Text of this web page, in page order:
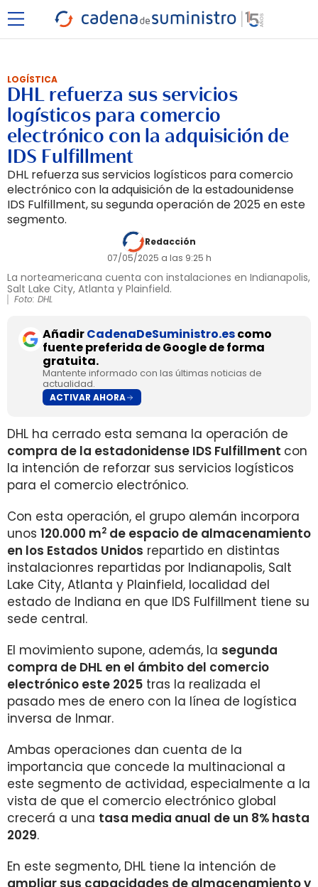
LOGÍSTICA
DHL refuerza sus servicios
logísticos para comercio
electrónico con la adquisición de
IDS Fulfillment
DHL refuerza sus servicios logísticos para comercio
electrónico con la adquisición de la estadounidense
IDS Fulfillment, su segunda operación de 2025 en este
segmento.
Redacción
07/05/2025 a las 9:25 h
La norteamericana cuenta con instalaciones en Indianapolis,
Salt Lake City, Atlanta y Plainfield.
Foto: DHL
AñadirCadenaDeSuministro.escomo
fuente preferida de Google de forma
gratuita.
Mantente informado con las últimas noticias de
actualidad.
ACTIVAR AHORA
DHL ha cerrado esta semana la operación de
compra de la estadonidense IDS Fulfillment con
la intención de reforzar sus servicios logísticos
para el comercio electrónico.
Con esta operación, el grupo alemán incorpora
unos 120.000 m2 de espacio de almacenamiento
en los Estados Unidos repartido en distintas
instalacionres repartidas por Indianapolis, Salt
Lake City, Atlanta y Plainfield, localidad del
estado de Indiana en que IDS Fulfillment tiene su
sede central.
El movimiento supone, además, la segunda
compra de DHL en el ámbito del comercio
electrónico este 2025 tras la realizada el
pasado mes de enero con la línea de logística
inversa de Inmar.
Ambas operaciones dan cuenta de la
importancia que concede la multinacional a
este segmento de actividad, especialmente a la
vista de que el comercio electrónico global
crecerá a una tasa media anual de un 8% hasta
2029.
En este segmento, DHL tiene la intención de
ampliar sus capacidades de almacenamiento y